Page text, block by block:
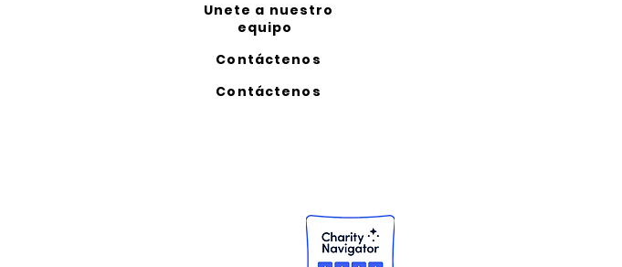
Unete a nuestro
equipo
Contáctenos
Contáctenos